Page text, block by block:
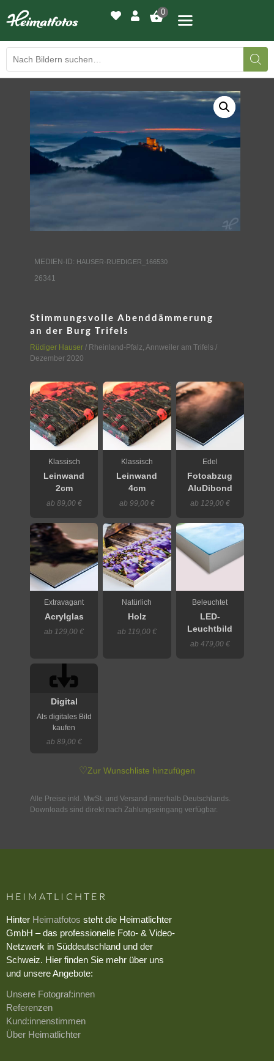
0
BILDERGALERIE
DRUCKQUALITÄTEN
LED-LEUCHTBILDER
WIR DRUCKEN IHR BILD
KONTAKT
MEDIEN-ID: HAUSER-RUEDIGER_166530
26341
Stimmungsvolle Abenddämmerung
an der Burg Trifels
Rüdiger Hauser / Rheinland-Pfalz, Annweiler am Trifels /
Dezember 2020
Klassisch
Leinwand
2cm
ab 89,00 €
Klassisch
Leinwand
4cm
ab 99,00 €
Edel
Fotoabzug
AluDibond
ab 129,00 €
Extravagant
Acrylglas
ab 129,00 €
Natürlich
Holz
ab 119,00 €
Beleuchtet
LED-
Leuchtbild
ab 479,00 €
Digital
Als digitales Bild
kaufen
ab 89,00 €
♡Zur Wunschliste hinzufügen
Alle Preise inkl. MwSt. und Versand innerhalb Deutschlands.
Downloads sind direkt nach Zahlungseingang verfügbar.
HEIMATLICHTER
Hinter Heimatfotos steht die Heimatlichter
GmbH – das professionelle Foto- & Video-
Netzwerk in Süddeutschland und der
Schweiz. Hier finden Sie mehr über uns
und unsere Angebote:
Unsere Fotograf:innen
Referenzen
Kund:innenstimmen
Über Heimatlichter